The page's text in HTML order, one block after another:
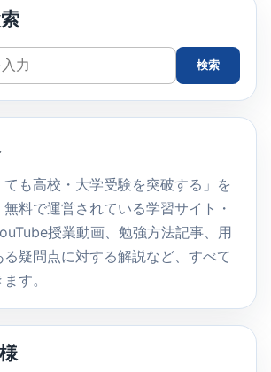
検索
ても高校・大学受験を突破する」を
料で運営されている学習サイト・
授業動画、勉強方法記事、用
疑問点に対する解説など、すべて
す。